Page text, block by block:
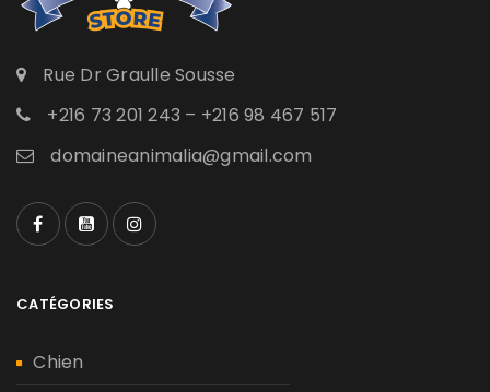
Rue Dr Graulle Sousse
+216 73 201 243 – +216 98 467 517
domaineanimalia@gmail.com
CATÉGORIES
Chien